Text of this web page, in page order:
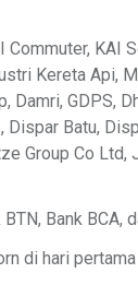
KAI
Kereta Api,
GDPS,
Batu,
Group Co Ltd,
Bank BCA,
di hari